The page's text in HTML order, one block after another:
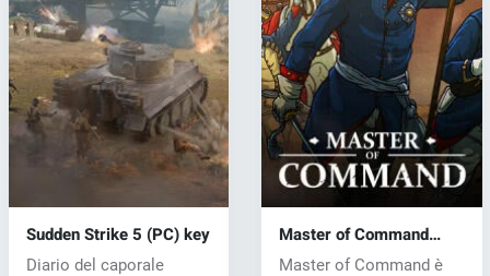
Sudden Strike 5 (PC) key
Diario del caporale
Master of Command
(PC) key
Master of Command è